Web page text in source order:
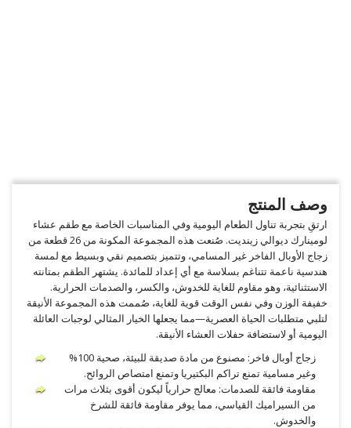
وصف المنتج
ارتقِ بتجربة تناول الطعام اليومية وفي المناسبات الخاصة مع طقم عشاء
لومينارك ديوالي زينديت. صُنعت هذه المجموعة المكونة من 26 قطعة من
زجاج الأوبال الفاخر غير المسامي، وتتميز بتصميم نقي وبسيط مع لمسة
هندسية ناعمة تتناغم بسلاسة مع أي إعداد للمائدة. يشتهر الطقم بمتانته
الاستثنائية، وهو مقاوم للغاية للخدوش، والكسر، والصدمات الحرارية.
خفيفة الوزن وفي نفس الوقت قوية للغاية، صُممت هذه المجموعة الأنيقة
لتلبي متطلبات الحياة العصرية—مما يجعلها الخيار المثالي لوجبات العائلة
اليومية أو لاستضافة حفلات العشاء الأنيقة.
زجاج أوبال فاخر: مصنوع من مادة صديقة للبيئة، صحية 100%
وغير مسامية تمنع تراكم البكتيريا وتمنع امتصاص الروائح.
مقاومة فائقة للصدمات: معالج حرارياً ليكون أقوى بثلاث مرات
من السيراميك القياسي، مما يوفر مقاومة فائقة للشرخ
والخدوش.